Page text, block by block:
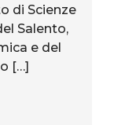
di Scienze
Salento,
e del
[…]